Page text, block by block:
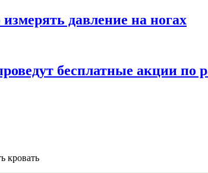
давление на ногах
бесплатные акции по
кровать